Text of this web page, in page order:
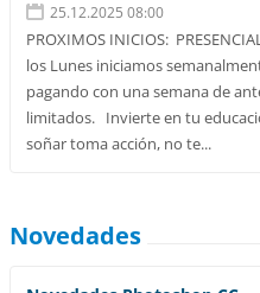
25.12.2025 08:00
PROXIMOS INICIOS:
los Lunes iniciamos
pagando con una semana de
limitados. Invierte en tu
soñar toma acción, no te...
Novedades